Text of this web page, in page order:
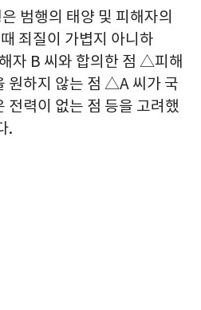
범행의 태양 및 피해자의
죄질이 가볍지 아니하
자 B 씨와 합의한 점 △피해
원하지 않는 점 △A 씨가 국
전력이 없는 점 등을 고려했
.